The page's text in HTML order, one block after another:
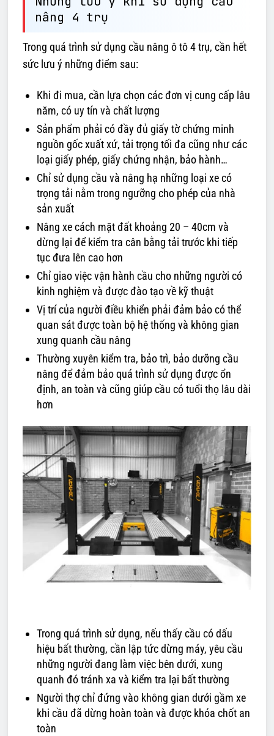
nâng 4 trụ
Trong quá trình sử dụng cầu nâng ô tô 4 trụ, cần hết
sức lưu ý những điểm sau:
Khi đi mua, cần lựa chọn các đơn vị cung cấp lâu
năm, có uy tín và chất lượng
Sản phẩm phải có đầy đủ giấy tờ chứng minh
nguồn gốc xuất xứ, tải trọng tối đa cũng như các
loại giấy phép, giấy chứng nhận, bảo hành…
Chỉ sử dụng cầu và nâng hạ những loại xe có
trọng tải nằm trong ngưỡng cho phép của nhà
sản xuất
Nâng xe cách mặt đất khoảng 20 – 40cm và
dừng lại để kiểm tra cân bằng tải trước khi tiếp
tục đưa lên cao hơn
Chỉ giao việc vận hành cầu cho những người có
kinh nghiệm và được đào tạo về kỹ thuật
Vị trí của người điều khiển phải đảm bảo có thể
quan sát được toàn bộ hệ thống và không gian
xung quanh cầu nâng
Thường xuyên kiểm tra, bảo trì, bảo dưỡng cầu
nâng để đảm bảo quá trình sử dụng được ổn
định, an toàn và cũng giúp cầu có tuổi thọ lâu dài
hơn
Trong quá trình sử dụng, nếu thấy cầu có dấu
hiệu bất thường, cần lập tức dừng máy, yêu cầu
những người đang làm việc bên dưới, xung
quanh đó tránh xa và kiểm tra lại bất thường
Người thợ chỉ đứng vào không gian dưới gầm xe
khi cầu đã dừng hoàn toàn và được khóa chốt an
toàn